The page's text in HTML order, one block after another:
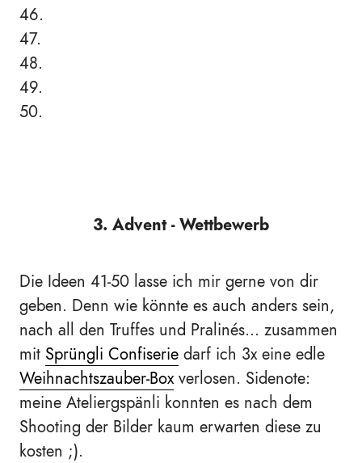
46.
47.
48.
49.
50.
3. Advent - Wettbewerb
Die Ideen 41-50 lasse ich mir gerne von dir
geben. Denn wie könnte es auch anders sein,
nach all den Truffes und Pralinés... zusammen
mit Sprüngli Confiserie darf ich 3x eine edle
Weihnachtszauber-Boxverlosen. Sidenote:
meine Ateliergspänli konnten es nach dem
Shooting der Bilder kaum erwarten diese zu
kosten ;).